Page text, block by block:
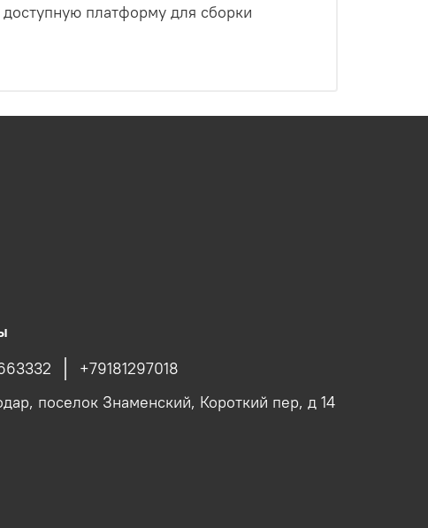
платформу для сборки
+79181297018
поселок Знаменский, Короткий пер, д 14